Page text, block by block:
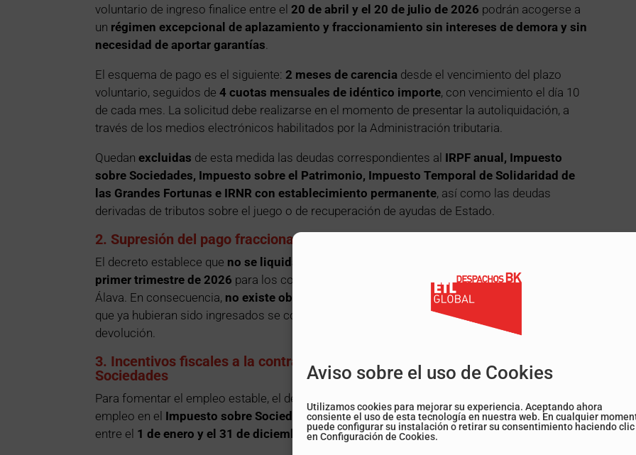
Aviso sobre el uso de Cookies
Utilizamos cookies para mejorar su experiencia. Aceptando ahora
consiente el uso de esta tecnología en nuestra web. En cualquier
puede configurar su instalación o retirar su consentimiento haciendo clic
en Configuración de Cookies.
voluntario de ingreso finalice entre el20 de abril y el 20 de julio de 2026 podrán acogerse a
un régimen excepcional de aplazamiento y fraccionamiento sin intereses de demora y sin
necesidad de aportar garantías.
El esquema de pago es el siguiente:2 meses de carencia desde el vencimiento del plazo
voluntario, seguidos de4 cuotas mensuales de idéntico importe, con vencimiento el día 10
de cada mes. La solicitud debe realizarse en el momento de presentar la autoliquidación, a
través de los medios electrónicos habilitados por la Administración tributaria.
Quedanexcluidas de esta medida las deudas correspondientes al IRPF anual, Impuesto
sobre Sociedades, Impuesto sobre el Patrimonio, Impuesto Temporal de Solidaridad de
las Grandes Fortunas e IRNR con establecimiento permanente, así como las deudas
derivadas de tributos sobre el juego o de recuperación de ayudas de Estado.
2. Supresión del pago fraccionado del IRPF del primer trimestre de 2026
El decreto establece que no se liquidará el pago fraccionado del IRPF correspondiente al
primer trimestre de 2026 para los contribuyentes que ejerzan actividades económicas en
Álava. En consecuencia, no existe obligación de ingreso
por este concepto. Los importes
que ya hubieran sido ingresados se considerarán válidamente efectuados y no darán lugar a
devolución.
3. Incentivos fiscales a la contratación indefinida en el Impuesto sobre
Sociedades
Para fomentar el empleo estable, el decreto incrementa las deducciones por creación de
empleo en el Impuesto sobre Sociedadesaplicables a contratos indefinidos formalizados
entre el 1 de enero y el 31 de diciembre de 2026: